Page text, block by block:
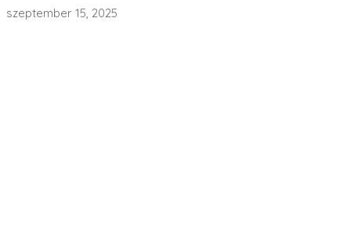
szeptember 15, 2025